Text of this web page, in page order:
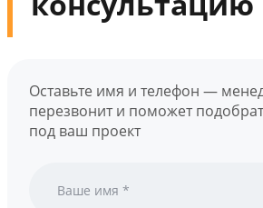
Оставьте имя и телефон —
перезвонит и поможет
под ваш проект